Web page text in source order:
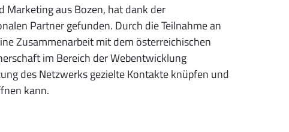
Marketing aus Bozen, hat dank der
Partner gefunden. Durch die Teilnahme an
Zusammenarbeit mit dem österreichischen
im Bereich der Webentwicklung
des Netzwerks gezielte Kontakte knüpfen und
kann.